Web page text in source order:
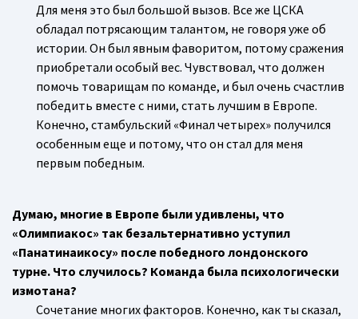
Для меня это был большой вызов. Все же ЦСКА
обладал потрясающим талантом, не говоря уже об
истории. Он был явным фаворитом, потому сражения
приобретали особый вес. Чувствовал, что должен
помочь товарищам по команде, и был очень счастлив
победить вместе с ними, стать лучшим в Европе.
Конечно, стамбульский «Финал четырех» получился
особенным еще и потому, что он стал для меня
первым победным.
Думаю, многие в Европе были удивлены, что
«Олимпиакос» так безальтернативно уступил
«Панатинаикосу» после победного лондонского
турне. Что случилось? Команда была психологически
измотана?
Сочетание многих факторов. Конечно, как ты сказал,